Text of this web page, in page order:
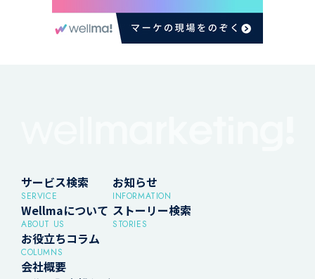
サービス検索
SERVICE
お知らせ
INFORMATION
Wellmaについて
ABOUT US
ストーリー検索
STORIES
お役立ちコラム
COLUMNS
会社概要